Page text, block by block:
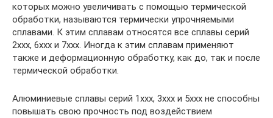
которых можно увеличивать с помощью термической
обработки, называются термически упрочняемыми
сплавами. К этим сплавам относятся все сплавы серий
2ххх, 6ххх и 7ххх. Иногда к этим сплавам применяют
также и деформационную обработку, как до, так и после
термической обработки.
Алюминиевые сплавы серий 1ххх, 3ххх и 5ххх не способны
повышать свою прочность под воздействием